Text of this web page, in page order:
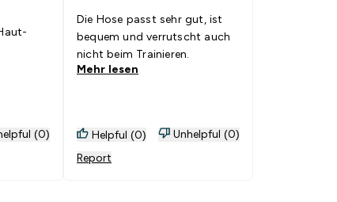
(0)
Die Hose passt sehr gut, ist
bequem und verrutscht auch
nicht beim Trainieren.
Mehr lesen
Helpful (0)
Unhelpful (0)
Report